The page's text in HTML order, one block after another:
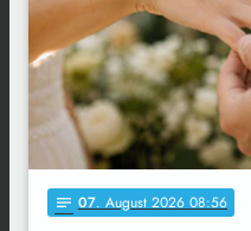
notes 07. August 2026 08:56